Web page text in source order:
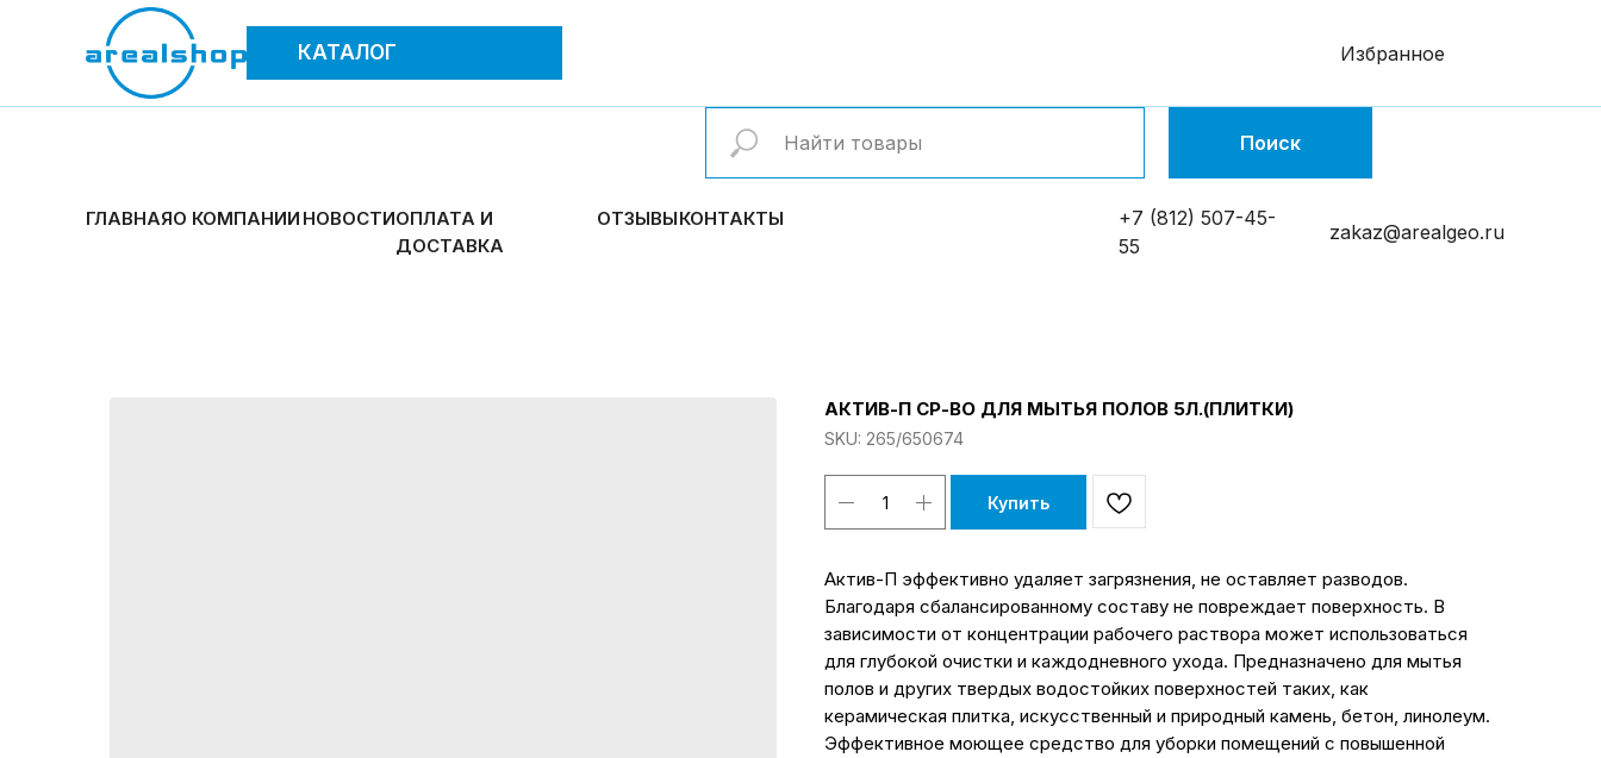
КАТАЛОГ Избранное
Поиск
ГЛАВНАЯО КОМПАНИИ НОВОСТИОПЛАТА И
ДОСТАВКА
ОТЗЫВЫКОНТАКТЫ
+7 (812) 507-45-
55
zakaz@arealgeo.ru
АКТИВ-П СР-ВО ДЛЯ МЫТЬЯ ПОЛОВ 5Л.(ПЛИТКИ)
SKU: 265/650674
Купить
Актив-П эффективно удаляет загрязнения, не оставляет разводов.
Благодаря сбалансированному составу не повреждает поверхность. В
зависимости от концентрации рабочего раствора может использоваться
для глубокой очистки и каждодневного ухода. Предназначено для мытья
полов и других твердых водостойких поверхностей таких, как
керамическая плитка, искусственный и природный камень, бетон, линолеум.
Эффективное моющее средство для уборки помещений с повышенной